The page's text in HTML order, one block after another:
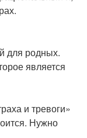
для родных.
является
и тревоги»
Нужно